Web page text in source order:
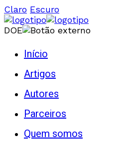
Claro Escuro
DOE
Início
Artigos
Autores
Parceiros
Quem somos